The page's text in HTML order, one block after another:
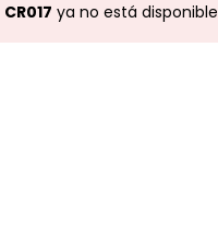
CR017 ya no está disponible